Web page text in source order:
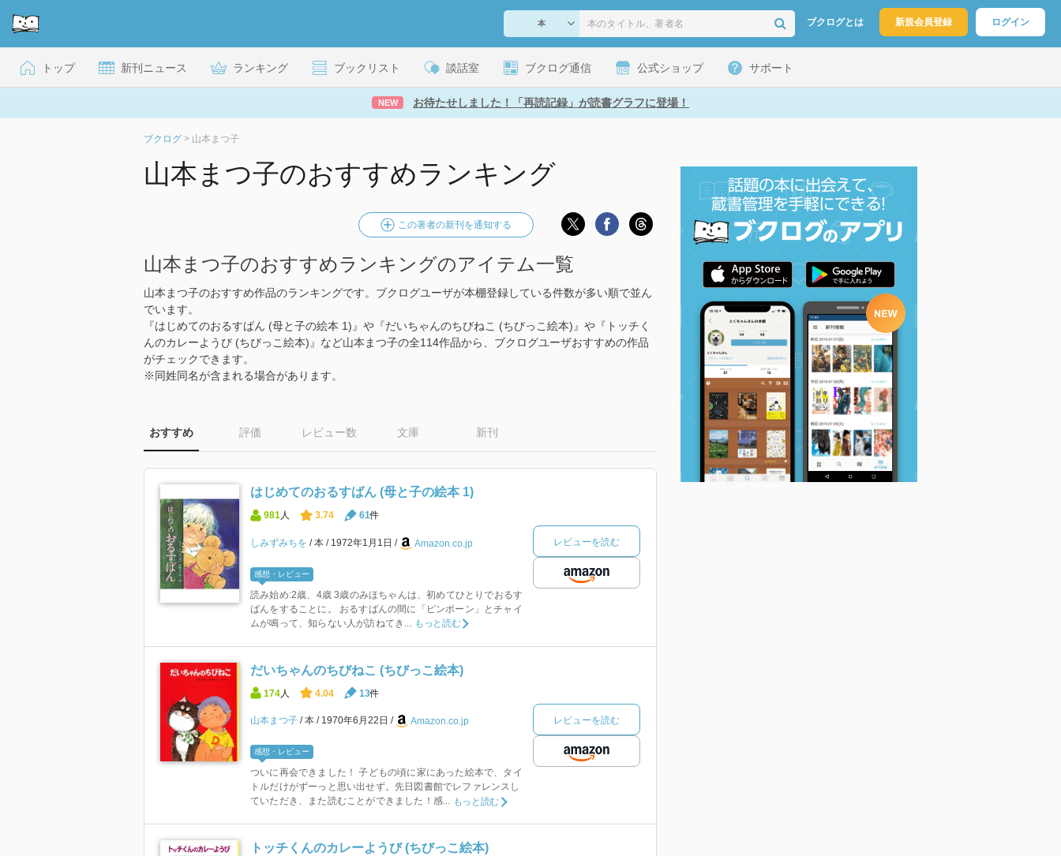
ブクログとは 新規会員登録 ログイン
トップ 新刊ニュース ランキング ブックリスト 談話室 ブクログ通信 公式ショップ サポート
NEW お待たせしました！「再読記録」が読書グラフに登場！
ブクログ > 山本まつ子
山本まつ子のおすすめランキング
この著者の新刊を通知する
山本まつ子のおすすめランキングのアイテム一覧
山本まつ子のおすすめ作品のランキングです。ブクログユーザが本棚登録している件数が多い順で並ん
でいます。
『はじめてのおるすばん (母と子の絵本 1)』や『だいちゃんのちびねこ (ちびっこ絵本)』や『トッチく
んのカレーようび (ちびっこ絵本)』など山本まつ子の全114作品から、ブクログユーザおすすめの作品
がチェックできます。
※同姓同名が含まれる場合があります。
おすすめ 評価 レビュー数 文庫 新刊
はじめてのおるすばん (母と子の絵本 1)
981人 3.74 61件
しみずみちを 本 1972年1月1日 Amazon.co.jp
感想・レビュー
読み始め:2歳、4歳 3歳のみほちゃんは、初めてひとりでおるす
ばんをすることに。 おるすばんの間に「ピンポーン」とチャイ
ムが鳴って、知らない人が訪ねてき...
もっと読む
レビューを読む
だいちゃんのちびねこ (ちびっこ絵本)
174 人 4.04 13件
山本まつ子 本 1970年6月22日 Amazon.co.jp
感想・レビュー
ついに再会できました！ 子どもの頃に家にあった絵本で、タイ
トルだけがずーっと思い出せず。先日図書館でレファレンスし
ていただき、また読むことができました！感... もっと読む
レビューを読む
トッチくんのカレーようび (ちびっこ絵本)